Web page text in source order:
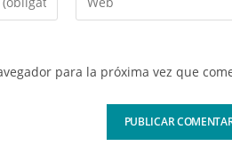
para la próxima vez que